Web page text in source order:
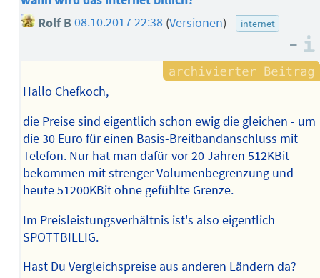
Rolf B08.10.2017 22:38 (Versionen) internet
–
Hallo Chefkoch,
die Preise sind eigentlich schon ewig die gleichen - um
die 30 Euro für einen Basis-Breitbandanschluss mit
Telefon. Nur hat man dafür vor 20 Jahren 512KBit
bekommen mit strenger Volumenbegrenzung und
heute 51200KBit ohne gefühlte Grenze.
Im Preisleistungsverhältnis ist's also eigentlich
SPOTTBILLIG.
Hast Du Vergleichspreise aus anderen Ländern da?